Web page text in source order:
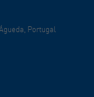
Portugal